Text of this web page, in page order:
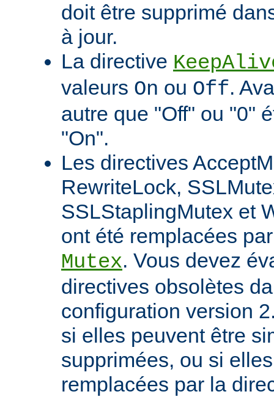
doit être supprimé
à jour.
La directive
valeurs On ou Off.
autre que "Off" ou "0"
"On".
Les directives
RewriteLock,
SSLStaplingMutex et
ont été remplacées
Mutex. Vous devez
directives obsolètes
configuration version
si elles peuvent être
supprimées, ou si
remplacées par la